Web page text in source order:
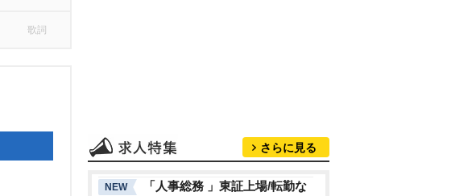
歌詞
さらに見る
NEW
「人事総務 」東証上場/転勤な